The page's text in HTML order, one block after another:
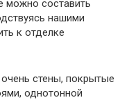
можно составить
нашими
к отделке
стены, покрытые
однотонной